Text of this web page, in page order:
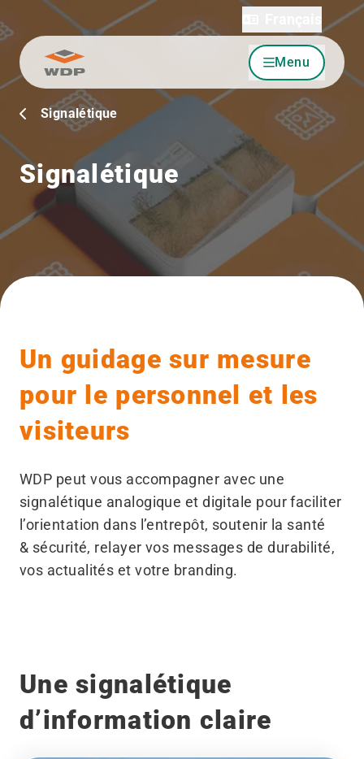
Allez au contenu Menu
Signalétique
Signalétique
Un guidage sur mesure
pour le personnel et les
visiteurs
WDP peut vous accompagner avec une
signalétique analogique et digitale pour faciliter
l’orientation dans l’entrepôt, soutenir la santé
& sécurité, relayer vos messages de durabilité,
vos actualités et votre branding.
Une signalétique
d’information claire